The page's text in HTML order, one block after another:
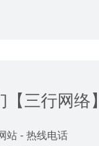
三行网络】
站 - 热线电话